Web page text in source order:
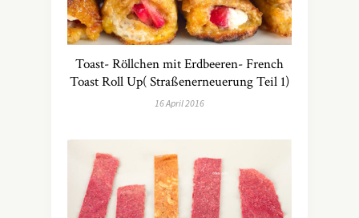
Toast- Röllchen mit Erdbeeren- French
Toast Roll Up( Straßenerneuerung Teil 1)
16 April 2016